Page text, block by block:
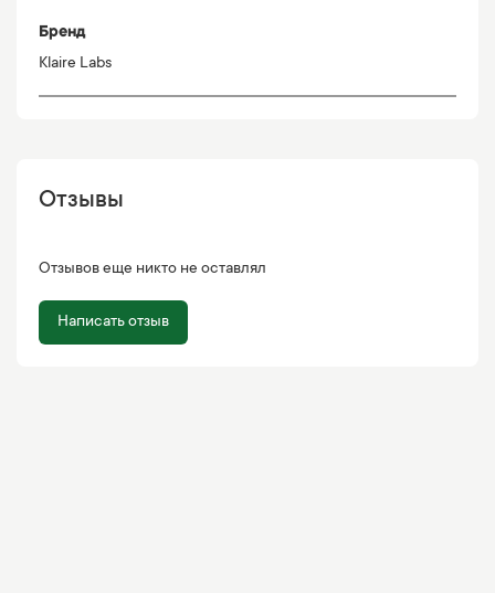
Бренд
Klaire Labs
Отзывы
Отзывов еще никто не оставлял
Написать отзыв